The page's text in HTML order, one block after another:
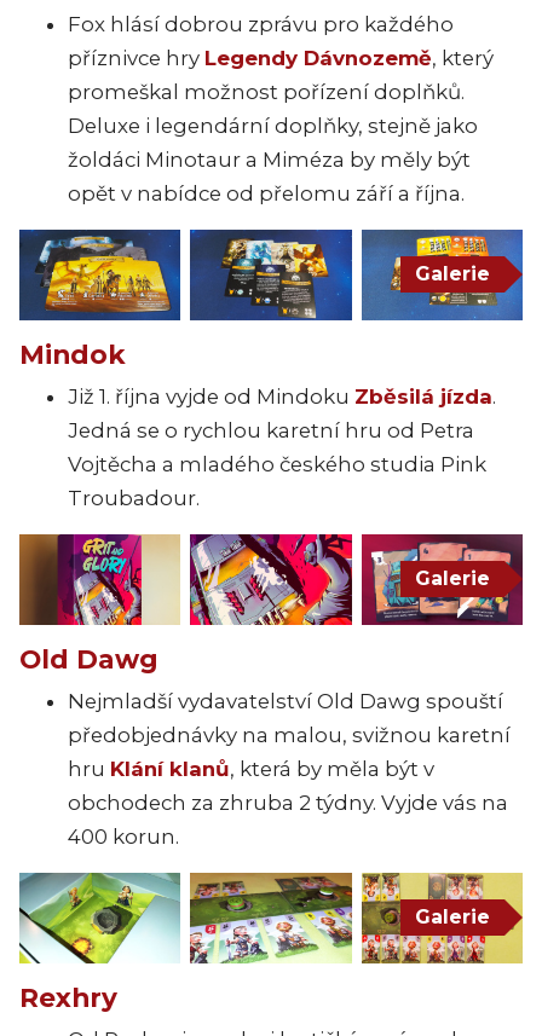
Fox hlásí dobrou zprávu pro každého
příznivce hry Legendy Dávnozemě, který
promeškal možnost pořízení doplňků.
Deluxe i legendární doplňky, stejně jako
žoldáci Minotaur a Miméza by měly být
opět v nabídce od přelomu září a října.
Galerie
Mindok
Již 1. října vyjde od Mindoku Zběsilá jízda.
Jedná se o rychlou karetní hru od Petra
Vojtěcha a mladého českého studia Pink
Troubadour.
Galerie
Old Dawg
Nejmladší vydavatelství Old Dawg spouští
předobjednávky na malou, svižnou karetní
hru Klání klanů, která by měla být v
obchodech za zhruba 2 týdny. Vyjde vás na
400 korun.
Galerie
Rexhry